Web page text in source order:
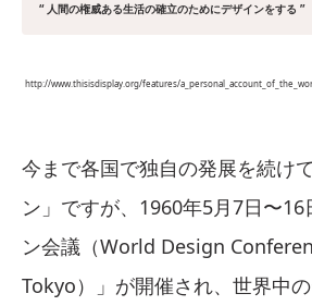
“ 人間の権威ある生活の確立のためにデザインをする ”
http://www.thisisdisplay.org/features/
今まで各国で独自の発展を続け
ン」ですが、1960年5月7日〜16
ン会議（World Design
Tokyo）」が開催され、世界中